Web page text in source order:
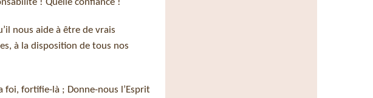
! Quelle confiance !
nous aide à être de vrais
à la disposition de tous nos
foi, fortifie-là ; Donne-nous l’Esprit